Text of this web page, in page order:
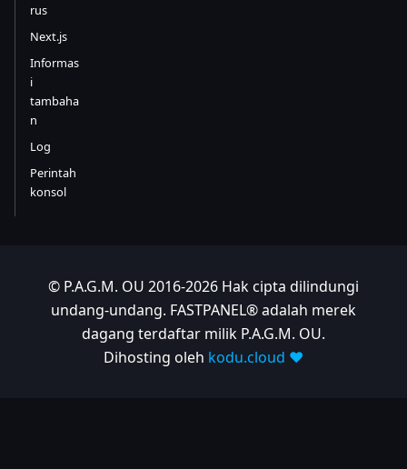
rus
Next.js
Informas
i
tambaha
n
Log
Perintah
konsol
© P.A.G.M. OU 2016-2026 Hak cipta dilindungi
undang-undang. FASTPANEL® adalah merek
dagang terdaftar milik P.A.G.M. OU.
Dihosting oleh kodu.cloud ❤️